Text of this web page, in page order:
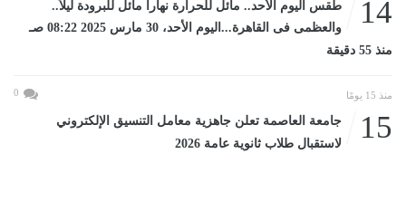
14
طقس اليوم الأحد.. مائل للحرارة نهاراً مائل للبرودة ليلاً..
والعظمى فى القاهرة...اليوم الأحد، 30 مارس 2025 08:22 صـ
منذ 55 دقيقة
منذ 15 يومًا 0
15
جامعة العاصمة تعلن جاهزية معامل التنسيق الإلكتروني
لاستقبال طلاب ثانوية عامة 2026